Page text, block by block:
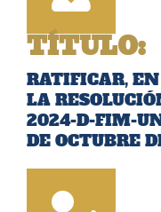
TÍTULO:
RATIFICAR,
LA
2024-D-FIM-
DE OCTUBRE